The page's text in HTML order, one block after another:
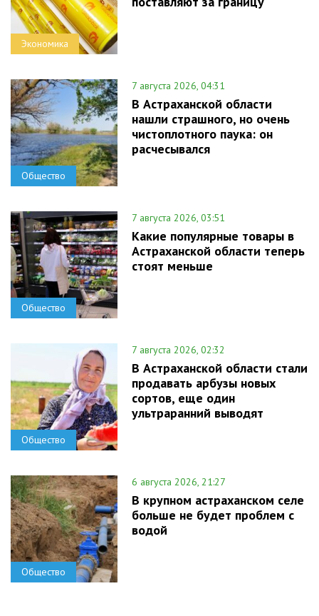
Экономика
Общество
7 августа 2026, 04:31
В Астраханской области
нашли страшного, но очень
чистоплотного паука: он
расчесывался
Общество
7 августа 2026, 03:51
Какие популярные товары в
Астраханской области теперь
стоят меньше
Общество
7 августа 2026, 02:32
В Астраханской области стали
продавать арбузы новых
сортов, еще один
ультраранний выводят
Общество
6 августа 2026, 21:27
В крупном астраханском селе
больше не будет проблем с
водой